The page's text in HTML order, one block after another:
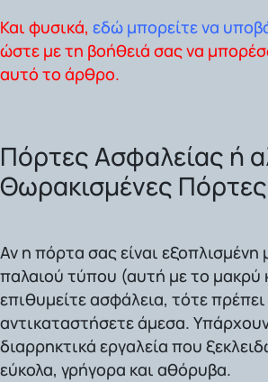
Και φυσικά, εδώ μπορείτε να
ώστε με τη βοήθειά σας να
αυτό το άρθρο.
Πόρτες Ασφαλείας ή
Θωρακισμένες Πόρτες
Αν η πόρτα σας είναι εξοπλισμένη
παλαιού τύπου (αυτή με το μακρύ
επιθυμείτε ασφάλεια, τότε
αντικαταστήσετε άμεσα.
διαρρηκτικά εργαλεία που
εύκολα, γρήγορα και αθόρυβα.